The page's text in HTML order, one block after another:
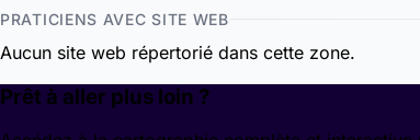
PRATICIENS AVEC SITE WEB
Aucun site web répertorié dans cette zone.
Prêt à aller plus loin ?